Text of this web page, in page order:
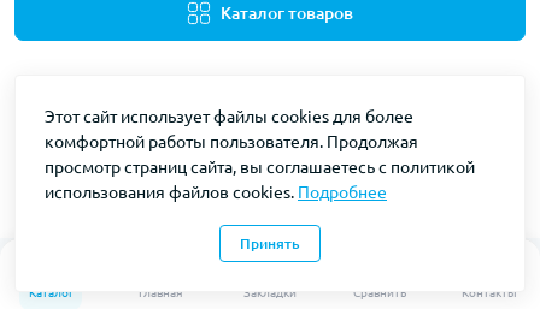
Каталог Главная Закладки
0
Сравнить Контакты
Каталог товаров
Gidravliks © 2026
Этот сайт использует файлы cookies для более
комфортной работы пользователя. Продолжая
просмотр страниц сайта, вы соглашаетесь с политикой
использования файлов cookies. Подробнее
Принять